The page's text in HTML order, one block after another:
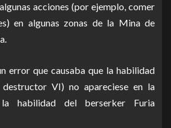
acciones (por ejemplo, comer
en algunas zonas de la Mina de
error que causaba que la habilidad
destructor VI) no apareciese en la
habilidad del berserker Furia